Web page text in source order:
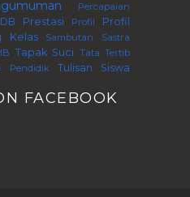
Percapaian
Prestasi Profil
Profil
Kelas Sambutan
Sastra
Tapak Suci Tata Tertib
Pendidik
Tulisan Siswa
FACEBOOK